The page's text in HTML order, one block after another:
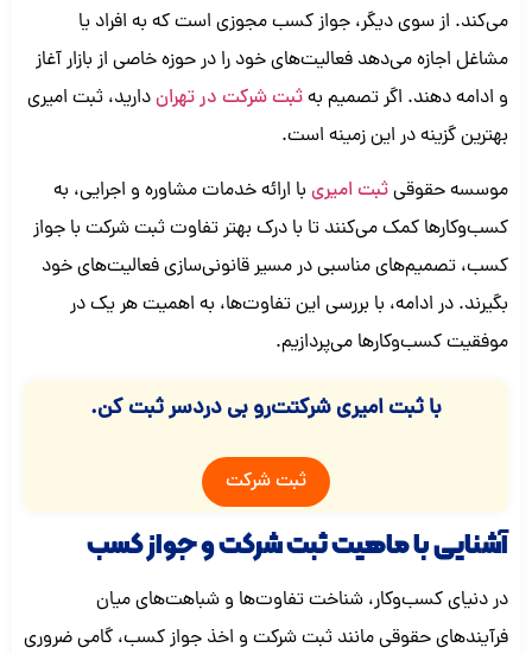
می‌کند. از سوی دیگر، جواز کسب مجوزی است که به افراد یا
مشاغل اجازه می‌دهد فعالیت‌های خود را در حوزه خاصی از بازار آغاز
و ادامه دهند. اگر تصمیم بهثبت شرکت در تهراندارید، ثبت امیری
بهترین گزینه در این زمینه است.
موسسه حقوقیثبت امیری با ارائه خدمات مشاوره و اجرایی، به
کسب‌وکارها کمک می‌کنند تا با درک بهتر تفاوت ثبت شرکت با جواز
کسب، تصمیم‌های مناسبی در مسیر قانونی‌سازی فعالیت‌های خود
بگیرند. در ادامه، با بررسی این تفاوت‌ها، به اهمیت هر یک در
موفقیت کسب‌وکارها می‌پردازیم.
با ثبت امیری شرکتت‌رو بی دردسر ثبت کن.
ثبت شرکت
آشنایی با ماهیت ثبت شرکت و جواز کسب
در دنیای کسب‌وکار، شناخت تفاوت‌ها و شباهت‌های میان
فرآیندهای حقوقی مانند ثبت شرکت و اخذ جواز کسب، گامی ضروری